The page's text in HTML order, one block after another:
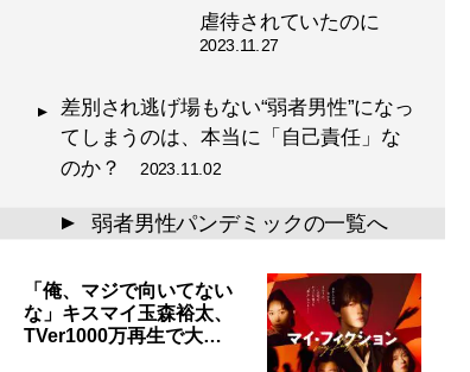
虐待されていたのに
2023.11.27
差別され逃げ場もない“弱者男性”になっ
てしまうのは、本当に「自己責任」な
のか？ 2023.11.02
▲ 弱者男性パンデミックの一覧へ
「俺、マジで向いてない
な」キスマイ玉森裕太、
TVer1000万再生で大…